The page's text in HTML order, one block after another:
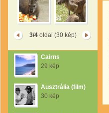
3/4oldal (30 kép)
Cairns
29 kép
Ausztrália (film)
30 kép